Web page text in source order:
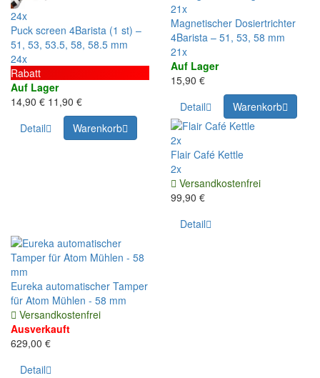
24x
Puck screen 4Barista (1 st) –
51, 53, 53.5, 58, 58.5 mm
24x
Rabatt
Auf Lager
14,90 € 11,90 €
Detail
Warenkorb
21x
Magnetischer Dosiertrichter
4Barista – 51, 53, 58 mm
21x
Auf Lager
15,90 €
Detail
Warenkorb
2x
Flair Café Kettle
2x
Versandkostenfrei
99,90 €
Detail
Eureka automatischer Tamper
für Atom Mühlen - 58 mm
Versandkostenfrei
Ausverkauft
629,00 €
Detail